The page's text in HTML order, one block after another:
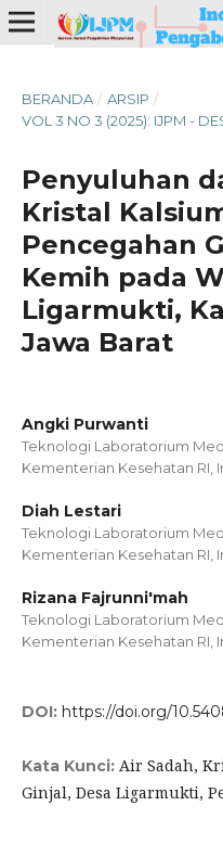
BERANDA / ARSIP /
VOL 3 NO 3 (2025): IJPM -
Penyuluhan
Kristal
Pencegahan
Kemih pada
Ligarmukti,
Jawa Barat
Angki Purwanti
Teknologi Laboratorium
Kementerian Kesehatan RI,
Diah Lestari
Teknologi Laboratorium
Kementerian Kesehatan RI,
Rizana Fajrunni'mah
Teknologi Laboratorium
Kementerian Kesehatan RI,
DOI: https://doi.org/
Kata Kunci: Air Sadah,
Ginjal, Desa Ligarmukti,